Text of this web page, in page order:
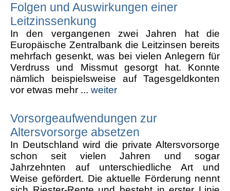
Folgen und Auswirkungen einer
Leitzinssenkung
In den vergangenen zwei Jahren hat die
Europäische Zentralbank die Leitzinsen bereits
mehrfach gesenkt, was bei vielen Anlegern für
Verdruss und Missmut gesorgt hat. Konnte
nämlich beispielsweise auf Tagesgeldkonten
vor etwas mehr ... weiter
Vorsorgeaufwendungen zur
Altersvorsorge absetzen
In Deutschland wird die private Altersvorsorge
schon seit vielen Jahren und sogar
Jahrzehnten auf unterschiedliche Art und
Weise gefördert. Die aktuelle Förderung nennt